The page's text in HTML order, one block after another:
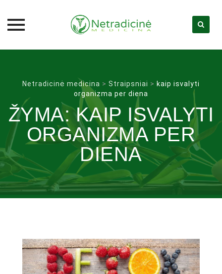
Netradicinė medicina > Straipsniai > kaip isvalyti
organizma per diena
ŽYMA:KAIP ISVALYTI
ORGANIZMA PER
DIENA